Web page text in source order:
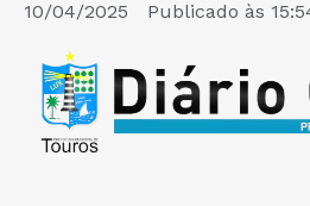
10/04/2025 Publicado às
E-SIC
PERGUNTAS FREQUENTES